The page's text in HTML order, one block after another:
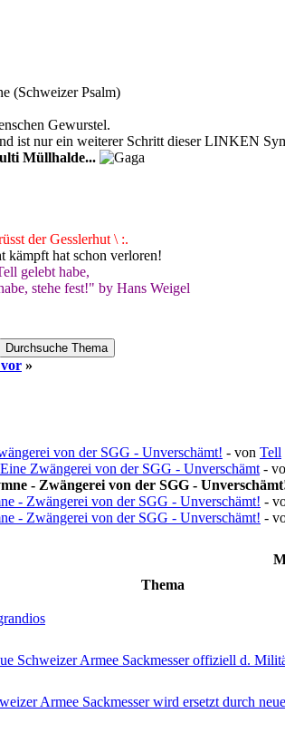
(Schweizer Psalm)
Gewurstel.
ist nur ein weiterer Schritt dieser LINKEN
Müllhalde...
der Gesslerhut \ :.
kämpft hat schon verloren!
gelebt habe,
stehe fest!" by Hans Weigel
»
von der SGG - Unverschämt! - von Tell
Zwängerei von der SGG - Unverschämt -
- Zwängerei von der SGG -
- Zwängerei von der SGG - Unverschämt! -
- Zwängerei von der SGG - Unverschämt! -
Thema
Schweizer Armee Sackmesser offiziell d.
Armee Sackmesser wird ersetzt durch